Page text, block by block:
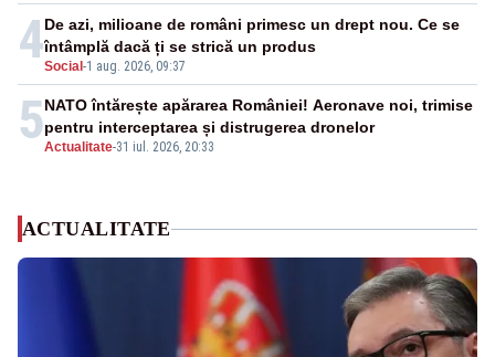
4Social -1 aug. 2026, 09:37
De azi, milioane de români primesc un drept nou. Ce se
întâmplă dacă ți se strică un produs
5Actualitate-31 iul. 2026, 20:33
NATO întărește apărarea României! Aeronave noi, trimise
pentru interceptarea și distrugerea dronelor
ACTUALITATE